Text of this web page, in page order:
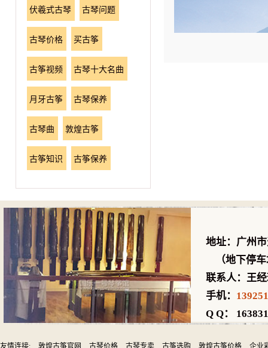
伏羲式古琴 古琴问题
古琴价格 买古筝
古筝视频 古琴十大名曲
月牙古筝 古琴保养
古琴曲 敦煌古筝
古筝知识 古筝保养
地址：广州
（地下停车
联系人：王
手机：
Q Q：
友情连接: 敦煌古筝官网 古琴价格 古琴专卖 古筝选购 敦煌古筝价格
企业